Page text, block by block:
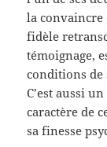
la convaincre
fidèle
témoignage,
conditions de
C’est aussi
caractère de
sa finesse